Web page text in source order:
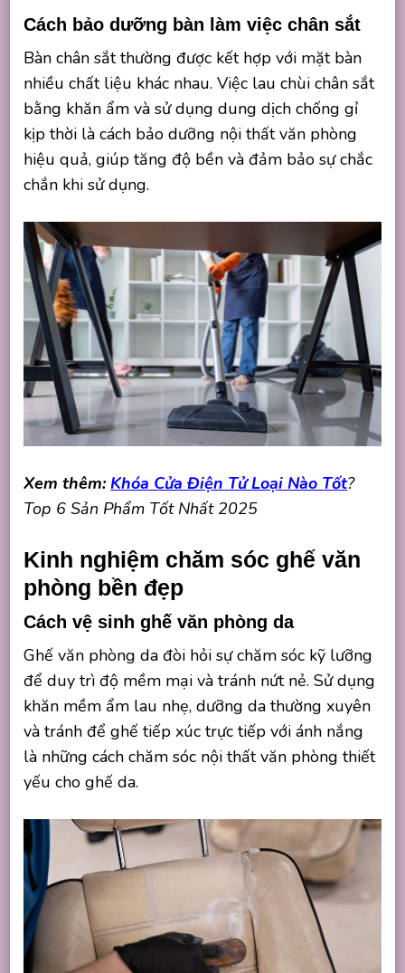
Cách bảo dưỡng bàn làm việc chân sắt
Bàn chân sắt thường được kết hợp với mặt bàn
nhiều chất liệu khác nhau. Việc lau chùi chân sắt
bằng khăn ẩm và sử dụng dung dịch chống gỉ
kịp thời là cách bảo dưỡng nội thất văn phòng
hiệu quả, giúp tăng độ bền và đảm bảo sự chắc
chắn khi sử dụng.
Xem thêm:Khóa Cửa Điện Tử Loại Nào Tốt?
Top 6 Sản Phẩm Tốt Nhất 2025
Kinh nghiệm chăm sóc ghế văn
phòng bền đẹp
Cách vệ sinh ghế văn phòng da
Ghế văn phòng da đòi hỏi sự chăm sóc kỹ lưỡng
để duy trì độ mềm mại và tránh nứt nẻ. Sử dụng
khăn mềm ẩm lau nhẹ, dưỡng da thường xuyên
và tránh để ghế tiếp xúc trực tiếp với ánh nắng
là những cách chăm sóc nội thất văn phòng thiết
yếu cho ghế da.